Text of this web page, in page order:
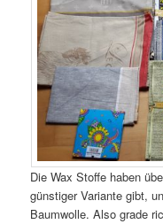
Die Wax Stoffe haben
günstiger Variante gibt,
Baumwolle. Also grade